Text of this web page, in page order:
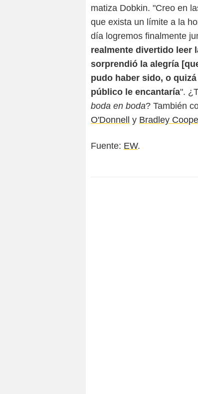
matiza Dobkin. "Creo en
que exista un límite a la
día logremos finalmente
realmente divertido leer
sorprendió la alegría
pudo haber sido, o
público le encantaría".
boda en boda? También
O'Donnell
y Bradley
Fuente: EW.